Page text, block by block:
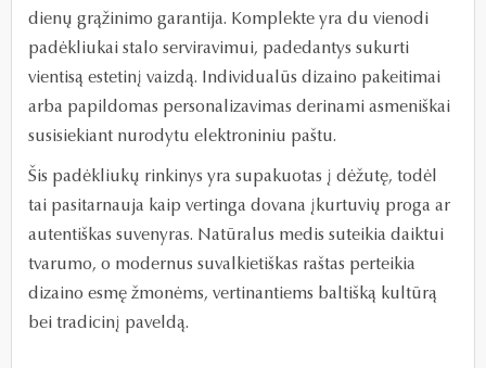
dienų grąžinimo garantija. Komplekte yra du vienodi
padėkliukai stalo serviravimui, padedantys sukurti
vientisą estetinį vaizdą. Individualūs dizaino pakeitimai
arba papildomas personalizavimas derinami asmeniškai
susisiekiant nurodytu elektroniniu paštu.
Šis padėkliukų rinkinys yra supakuotas į dėžutę, todėl
tai pasitarnauja kaip vertinga dovana įkurtuvių proga ar
autentiškas suvenyras. Natūralus medis suteikia daiktui
tvarumo, o modernus suvalkietiškas raštas perteikia
dizaino esmę žmonėms, vertinantiems baltišką kultūrą
bei tradicinį paveldą.